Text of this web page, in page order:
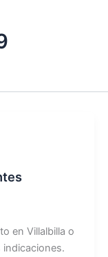
en Villalbilla o